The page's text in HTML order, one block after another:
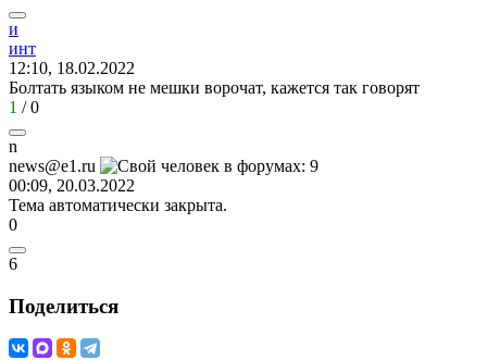
и
инт
12:10, 18.02.2022
Болтать языком не мешки ворочат, кажется так говорят
1 /0
n
news@e1.ru
00:09, 20.03.2022
Тема автоматически закрыта.
0
6
Поделиться